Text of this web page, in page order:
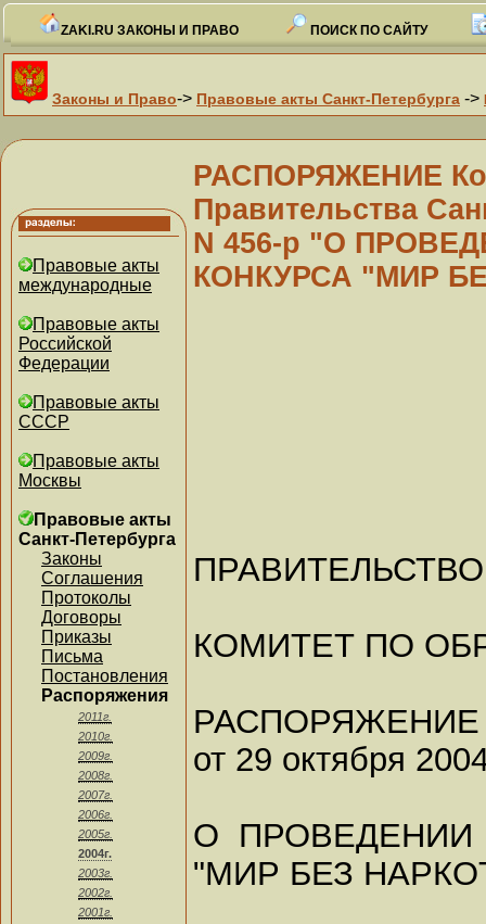
ZAKI.RU ЗАКОНЫ И ПРАВО ПОИСК ПО САЙТУ
Законы и Право-> Правовые акты Санкт-Петербурга ->
Правовые акты
международные
Правовые акты
Российской
Федерации
Правовые акты
СССР
Правовые акты
Москвы
Правовые акты
Санкт-Петербурга
Законы
Соглашения
Протоколы
Договоры
Приказы
Письма
Постановления
Распоряжения
2011г.
2010г.
2009г.
2008г.
2007г.
2006г.
2005г.
2004г.
2003г.
2002г.
2001г.
РАСПОРЯЖЕНИЕ
Правительства
N 456-р "О
КОНКУРСА "МИР
КОМИТЕТ ПО
РАСПОРЯЖЕНИЕ
от 29 октября
О ПРОВЕДЕНИИ
"МИР БЕЗ